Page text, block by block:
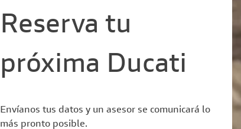
Reserva tu
próxima Ducati
Envíanos tus datos y un asesor se comunicará lo
más pronto posible.